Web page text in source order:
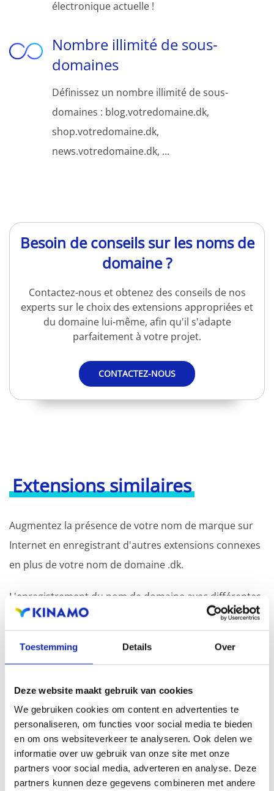
Toestemming Details Over
Deze website maakt gebruik van cookies
We gebruiken cookies om content en advertenties te
personaliseren, om functies voor social media te bieden
en om ons websiteverkeer te analyseren. Ook delen we
informatie over uw gebruik van onze site met onze
partners voor social media, adverteren en analyse. Deze
partners kunnen deze gegevens combineren met andere
électronique actuelle !
Nombre illimité de sous-
domaines
Définissez un nombre illimité de sous-
domaines : blog.votredomaine.dk,
shop.votredomaine.dk,
news.votredomaine.dk, ...
Besoin de conseils sur les noms de
domaine ?
Contactez-nous et obtenez des conseils de nos
experts sur le choix des extensions appropriées et
du domaine lui-même, afin qu'il s'adapte
parfaitement à votre projet.
CONTACTEZ-NOUS
Extensions similaires
Augmentez la présence de votre nom de marque sur
Internet en enregistrant d'autres extensions connexes
en plus de votre nom de domaine .dk.
L'enregistrement du nom de domaine avec différentes
extensions offre l'avantage d'une visibilité accrue dans
géographique et d'une meilleure présence dans les
recherche.
Enregistrez votre nom de domaine